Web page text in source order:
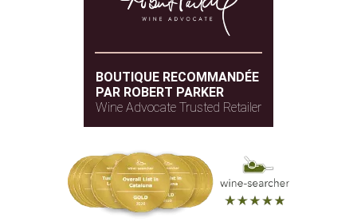
BOUTIQUE RECOMMANDÉE
PAR ROBERT PARKER
Wine Advocate Trusted Retailer